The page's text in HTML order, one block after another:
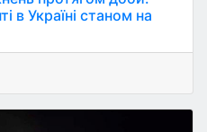
в Україні станом на